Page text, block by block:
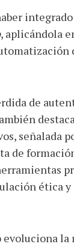
, aplicándola
de
señalada
de
ética